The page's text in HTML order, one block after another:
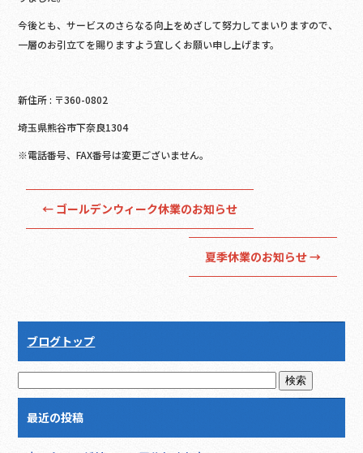
o
k
今後とも、サービスのさらなる向上をめざして努力してまいりますので、
一層のお引立てを賜りますよう宜しくお願い申し上げます。
新住所 : 〒360-0802
埼玉県熊谷市下奈良1304
※電話番号、FAX番号は変更ございません。
← ゴールデンウィーク休業のお知らせ
夏季休業のお知らせ→
ブログトップ
最近の投稿